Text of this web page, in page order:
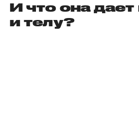
И что она
и телу?